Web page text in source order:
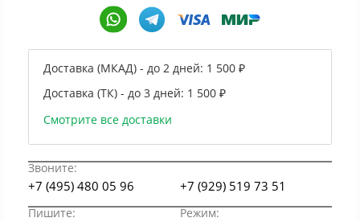
Доставка (МКАД) - до 2 дней: 1 500 ₽
Доставка (ТК) - до 3 дней: 1 500 ₽
Смотрите все доставки
Звоните:
+7 (495) 480 05 96 +7 (929) 519 73 51
Пишите: Режим: